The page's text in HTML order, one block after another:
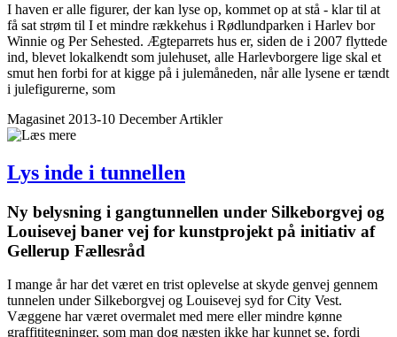
I haven er alle figurer, der kan lyse op, kommet op at stå - klar til at
få sat strøm til I et mindre rækkehus i Rødlundparken i Harlev bor
Winnie og Per Sehested. Ægteparrets hus er, siden de i 2007 flyttede
ind, blevet lokalkendt som julehuset, alle Harlevborgere lige skal et
smut hen forbi for at kigge på i julemåneden, når alle lysene er tændt
i julefigurerne, som
Magasinet 2013-10 December Artikler
Lys inde i tunnellen
Ny belysning i gangtunnellen under Silkeborgvej og
Louisevej baner vej for kunstprojekt på initiativ af
Gellerup Fællesråd
I mange år har det været en trist oplevelse at skyde genvej gennem
tunnelen under Silkeborgvej og Louisevej syd for City Vest.
Væggene har været overmalet med mere eller mindre kønne
graffititegninger, som man dog næsten ikke har kunnet se, fordi